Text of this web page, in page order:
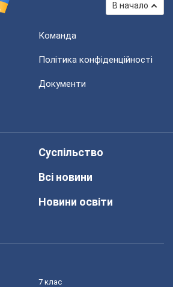
В начало
Команда
Політика конфіденційності
Документи
Суспільство
Всі новини
Новини освіти
7 клас